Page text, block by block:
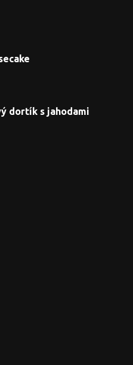
dortík s jahodami